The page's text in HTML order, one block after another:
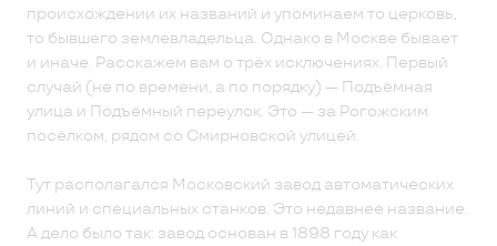
происхождении их названий и упоминаем то церковь,
то бывшего землевладельца. Однако в Москве бывает
и иначе. Расскажем вам о трёх исключениях. Первый
случай (не по времени, а по порядку) — Подъёмная
улица и Подъёмный переулок. Это — за Рогожским
посёлком, рядом со Смирновской улицей.
Тут располагался Московский завод автоматических
линий и специальных станков. Это недавнее название.
А дело было так: завод основан в 1898 году как